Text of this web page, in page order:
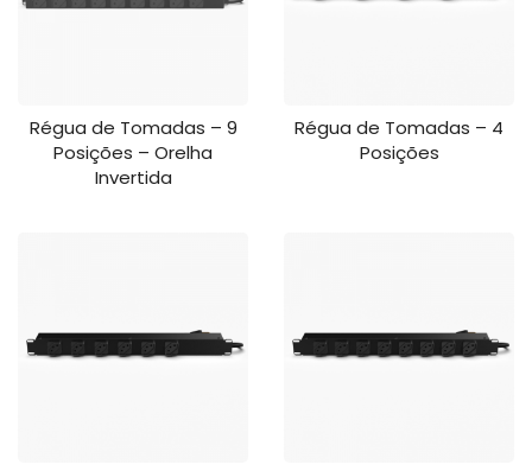
Régua de Tomadas – 9
Posições – Orelha
Invertida
Régua de Tomadas – 4
Posições